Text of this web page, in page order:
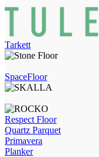
Tarkett
SpaceFloor
Respect Floor
Quartz Parquet
Primavera
Planker